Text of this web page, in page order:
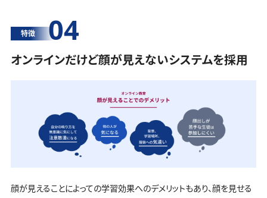
特徴 04
オンラインだけど顔が見えないシステムを採用
顔が見えることによっての学習効果へのデメリットもあり、顔を見せる